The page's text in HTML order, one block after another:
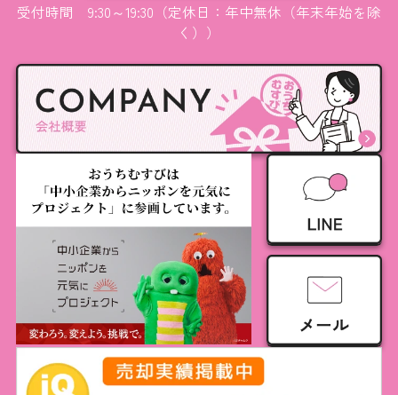
受付時間 9:30～19:30（定休日：年中無休（年末年始を除
く））